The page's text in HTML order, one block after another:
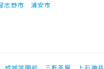
志野市 浦安市
成城学園前 三軒茶屋 上石神井